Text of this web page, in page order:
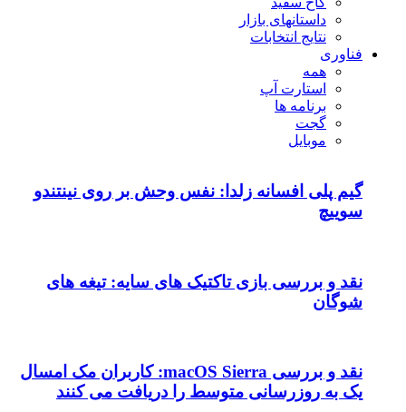
داستانهای بازار
نتایج انتخابات
فناوری
همه
استارت آپ
برنامه ها
گجت
موبایل
گیم پلی افسانه زلدا: نفس وحش بر روی نینتندو
سوییچ
نقد و بررسی بازی تاکتیک های سایه: تیغه های
شوگان
نقد و بررسی macOS Sierra: کاربران مک امسال
یک به روزرسانی متوسط را دریافت می کنند